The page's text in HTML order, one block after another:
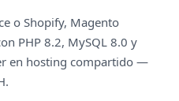
o Shopify, Magento
PHP 8.2, MySQL 8.0 y
en hosting compartido —